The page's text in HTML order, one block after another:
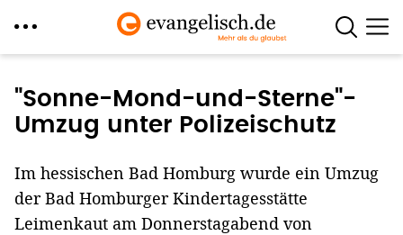
zum
Inhalt
"Sonne-Mond-und-Sterne"-
Umzug unter Polizeischutz
Im hessischen Bad Homburg wurde ein Umzug
der Bad Homburger Kindertagesstätte
Leimenkaut am Donnerstagabend von